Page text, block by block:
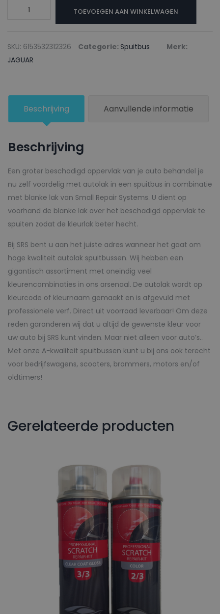
JAGUAR
Blanke
lak
CABERNET
150ml
TOEVOEGEN AAN WINKELWAGEN
SKU: 6153532312326 Categorie: Spuitbus
Merk:
JAGUAR
Beschrijving Aanvullende informatie
Beschrijving
Een groter beschadigd oppervlak van je auto behandel je
nu zelf voordelig met autolak in een spuitbus in combinatie
met blanke lak van Small Repair Systems. U dient op
voorhand de blanke lak over het beschadigd oppervlak te
spuiten zodat de kleurlak beter hecht.
Bij SRS bent u aan het juiste adres wanneer het gaat om
hoge kwaliteit autolak spuitbussen. Wij hebben een
gigantisch assortiment met oneindig veel
kleurencombinaties in ons arsenaal. De autolak wordt op
kleurcode of kleurnaam gemaakt en is afgevuld met
professionele verf. Direct uit voorraad leverbaar! Om deze
reden garanderen wij dat u altijd de gewenste kleur voor
uw auto bij SRS kunt vinden. Maar niet alleen voor auto’s..
Met onze A-kwaliteit spuitbussen kunt u bij ons ook terecht
voor bedrijfswagens, scooters, brommers, motors en/of
oldtimers!
Gerelateerde producten